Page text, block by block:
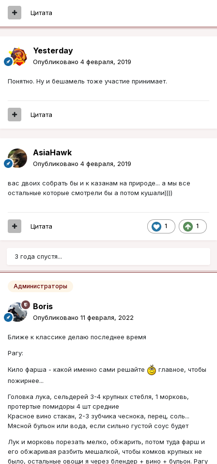
Цитата
Yesterday
Опубликовано 4 февраля, 2019
Понятно. Ну и бешамель тоже участие принимает.
Цитата
AsiaHawk
Опубликовано 4 февраля, 2019
вас двоих собрать бы и к казанам на природе... а мы все
остальные которые смотрели бы а потом кушали))))
1 1
Цитата
3 года спустя...
Администраторы
Boris
Опубликовано 11 февраля, 2022
Ближе к классике делаю последнее время
Рагу:
Кило фарша - какой именно сами решайте
главное, чтобы
пожирнее...
Головка лука, сельдерей 3-4 крупных стебля, 1 морковь,
протертые помидоры 4 шт средние
Красное вино стакан, 2-3 зубчика чеснока, перец, соль...
Мясной бульон или вода, если сильно густой соус будет
Лук и морковь порезать мелко, обжарить, потом туда фарш и
его обжаривая разбить мешалкой, чтобы комков крупных не
было, остальные овощи я через блендер + вино + бульон. Рагу